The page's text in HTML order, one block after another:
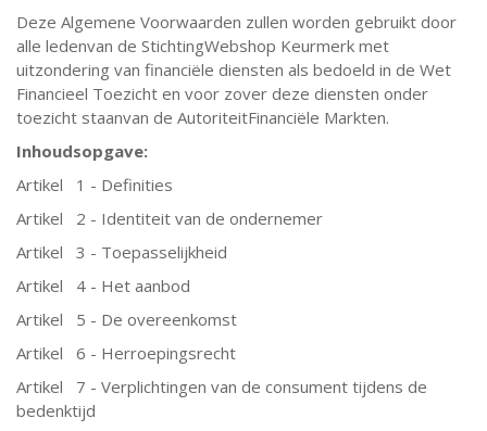
Deze Algemene Voorwaarden zullen worden gebruikt door
alle ledenvan de StichtingWebshop Keurmerk met
uitzondering van financiële diensten als bedoeld in de Wet
Financieel Toezicht en voor zover deze diensten onder
toezicht staanvan de AutoriteitFinanciële Markten.
Inhoudsopgave:
Artikel 1 - Definities
Artikel 2 - Identiteit van de ondernemer
Artikel 3 - Toepasselijkheid
Artikel 4 - Het aanbod
Artikel 5 - De overeenkomst
Artikel 6 - Herroepingsrecht
Artikel 7 - Verplichtingen van de consument tijdens de
bedenktijd